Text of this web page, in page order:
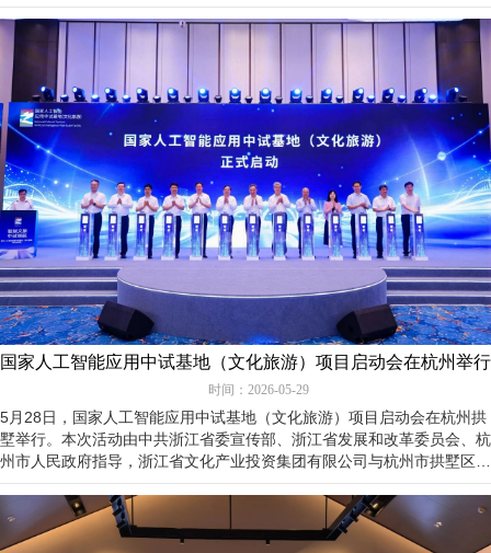
察，深刻感受杭甬“双城记”的…
国家人工智能应用中试基地（文化旅游）项目启动会在杭州举行
时间：2026-05-29
5月28日，国家人工智能应用中试基地（文化旅游）项目启动会在杭州拱
墅举行。本次活动由中共浙江省委宣传部、浙江省发展和改革委员会、杭
州市人民政府指导，浙江省文化产业投资集团有限公司与杭州市拱墅区人
民政府主办，浙江省文化广电和旅游厅、浙江日报…